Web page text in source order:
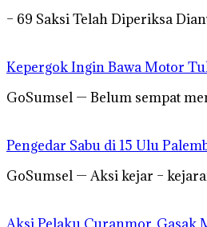
– 69 Saksi Telah Diperiksa
Kepergok Ingin Bawa Motor
GoSumsel — Belum sempat
Pengedar Sabu di 15 Ulu
GoSumsel — Aksi kejar –